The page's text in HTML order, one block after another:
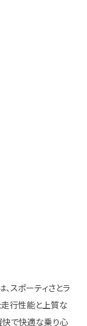
スポーティさとラ
走行性能と上質な
快で快適な乗り心